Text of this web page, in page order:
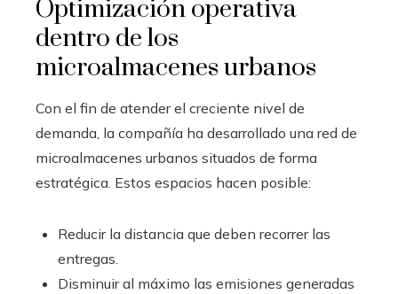
Optimización operativa
dentro de los
microalmacenes urbanos
Con el fin de atender el creciente nivel de
demanda, la compañía ha desarrollado una red de
microalmacenes urbanos situados de forma
estratégica. Estos espacios hacen posible:
Reducir la distancia que deben recorrer las
entregas.
Disminuir al máximo las emisiones generadas